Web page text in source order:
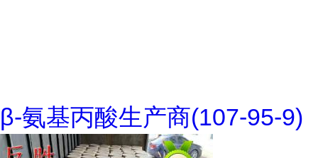
β-氨基丙酸生产商(107-95-9)